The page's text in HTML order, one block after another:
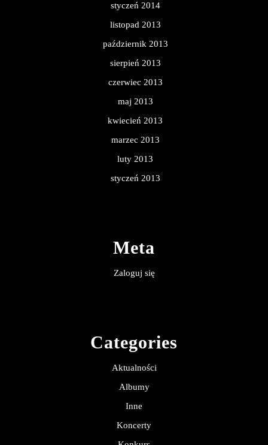
styczeń 2014
listopad 2013
październik 2013
sierpień 2013
czerwiec 2013
maj 2013
kwiecień 2013
marzec 2013
luty 2013
styczeń 2013
Meta
Zaloguj się
Categories
Aktualności
Albumy
Inne
Koncerty